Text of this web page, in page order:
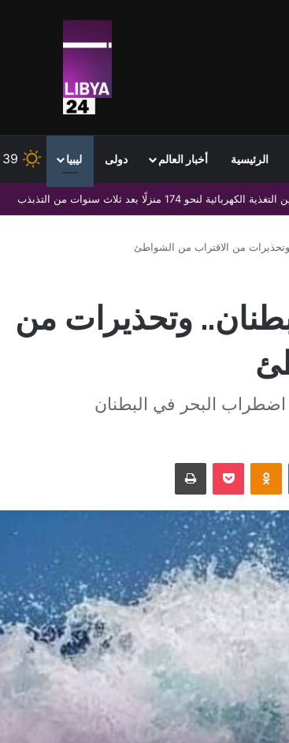
الرئيسية أخبار العالم دولى ليبيا 39
نفوذ التشكيلات المسلحة
وتحذيرات من الاقتراب من الشواطئ
وتحذيرات من
اضطراب البحر في البطنان
Odnoklassniki
‫Pocket طباعة